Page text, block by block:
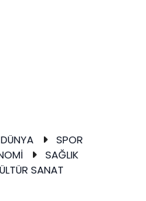
DÜNYA
SPOR
SAĞLIK
SANAT